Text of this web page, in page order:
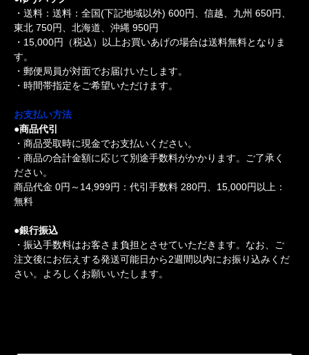
・送料：送料：全国(下記地域以外) 600円、信越、九州 650円、
東北 750円、北海道、沖縄 950円
・15,000円（税込）以上お買いあげの場合は送料無料となりま
す。
・郵便局員が対面でお届けいたします。
・時間帯指定をご希望いただけます。
お支払い方法
●商品代引
・商品受取時に現金でお支払いください。
・商品の合計金額に応じて別途手数料がかかります。ご了承く
ださい。
商品代金 0円～14,999円：代引手数料 280円、15,000円以上：
無料
●銀行振込
・振込手数料はお客さま負担とさせていただきます。なお、ご
注文後にお伝えする発送可能日から2週間以内にお振り込みくだ
さい。よろしくお願いいたします。